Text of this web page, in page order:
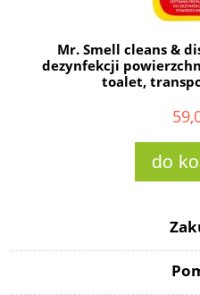
Mr. Smell cleans &
dezynfekcji
toalet,
do